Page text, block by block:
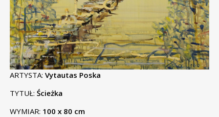
ARTYSTA: Vytautas Poska
TYTUŁ: Ścieżka
WYMIAR: 100 x 80 cm